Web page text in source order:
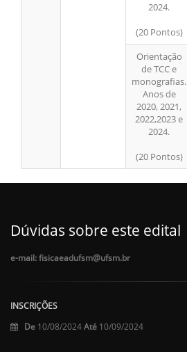
2024.
(20 Pontos)
Orientação
de TCC e
monografias.
Anos de
2020, 2021,
2022,2023 e
2024.
(20 Pontos)
Dúvidas sobre este edital
e-mail: fisicaeadufsm@ufsm.br
INSCRIÇÕES
De 10/08/2024Até 10/09/2024